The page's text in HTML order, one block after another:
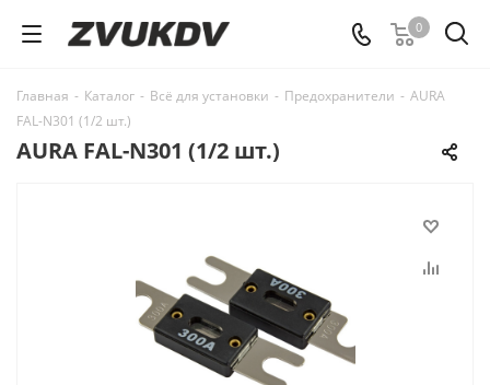
0
Главная - Каталог - Всё для установки - Предохранители - AURA
FAL-N301 (1/2 шт.)
AURA FAL-N301 (1/2 шт.)